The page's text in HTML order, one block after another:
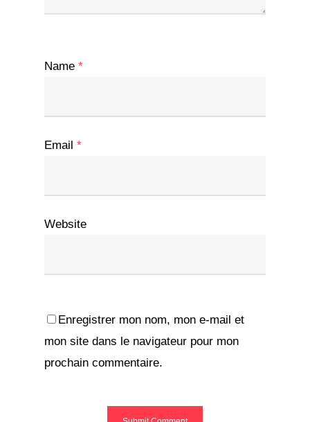
Name *
Email *
Website
Enregistrer mon nom, mon e-mail et
mon site dans le navigateur pour mon
prochain commentaire.